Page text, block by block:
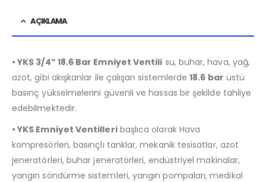
AÇIKLAMA
• YKS 3/4” 18.6 Bar Emniyet Ventili su, buhar, hava, yağ,
azot, gibi akışkanlar ile çalışan sistemlerde18.6 bar üstü
basınç yükselmelerini güvenli ve hassas bir şekilde tahliye
edebilmektedir.
• YKS Emniyet Ventilleribaşlıca olarak Hava
kompresörleri, basınçlı tanklar, mekanik tesisatlar, azot
jeneratörleri, buhar jeneratörleri, endüstriyel makinalar,
yangın söndürme sistemleri, yangın pompaları, medikal